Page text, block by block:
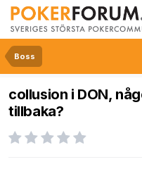
Boss
collusion i DON,
tillbaka?